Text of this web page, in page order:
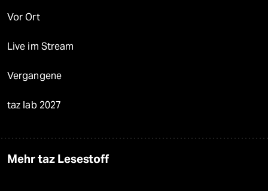
Vor Ort
Live im Stream
Vergangene
taz lab 2027
Mehr taz Lesestoff